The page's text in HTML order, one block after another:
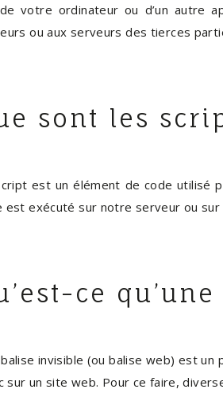
votre ordinateur ou d’un autre
ou aux serveurs des tierces
sont les
est un élément de code utilisé
est exécuté sur notre serveur ou
ce
invisible (ou balise web) est
sur un site web. Pour ce faire,